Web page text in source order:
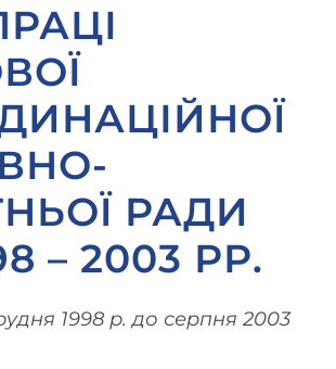
РАДИ
– 2003 РР.
1998 р. до серпня 2003